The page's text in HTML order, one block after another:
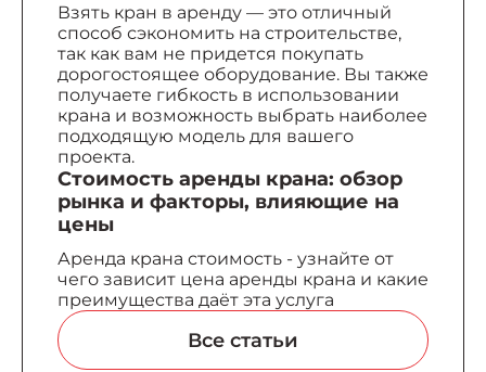
Взять кран в аренду — это отличный
способ сэкономить на строительстве,
так как вам не придется покупать
дорогостоящее оборудование. Вы также
получаете гибкость в использовании
крана и возможность выбрать наиболее
подходящую модель для вашего
проекта.
Стоимость аренды крана: обзор
рынка и факторы, влияющие на
цены
Аренда крана стоимость - узнайте от
чего зависит цена аренды крана и какие
преимущества даёт эта услуга
Вcе статьи